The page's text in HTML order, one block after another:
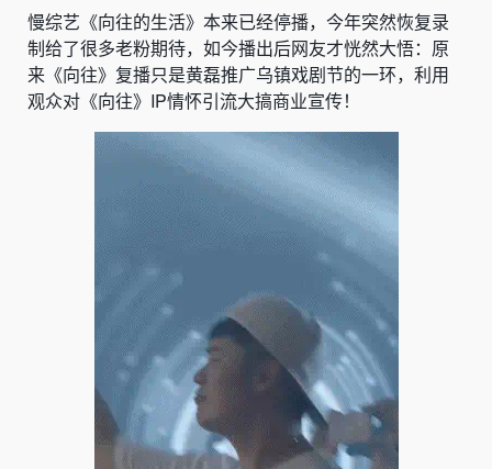
慢综艺《向往的生活》本来已经停播，今年突然恢复录
制给了很多老粉期待，如今播出后网友才恍然大悟：原
来《向往》复播只是黄磊推广乌镇戏剧节的一环，利用
观众对《向往》IP情怀引流大搞商业宣传！